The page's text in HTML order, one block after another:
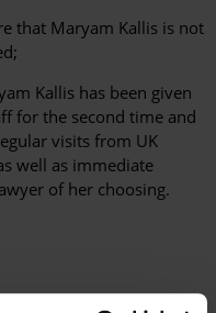
that Maryam Kallis is not
Kallis has been given
for the second time and
visits from UK
well as immediate
of her choosing.